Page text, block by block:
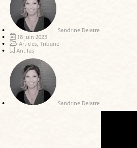
Sandrine Delatre
18 juin 2023
Articles Tribune
Antifas
Sandrine Delatre